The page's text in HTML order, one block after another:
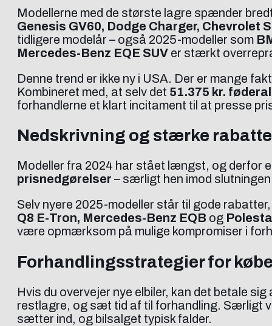
Modellerne med de største lagre spænder
Genesis GV60, Dodge Charger, Chevrolet
tidligere modelår – også 2025-modeller som
Mercedes-Benz EQE SUV er stærkt
Denne trend er ikke ny i USA. Der er mange
Kombineret med, at selv det 51.375 kr.
forhandlerne et klart incitament til at presse
Nedskrivning og stærke
Modeller fra 2024 har stået længst, og derfor
prisnedgørelser – særligt hen imod
Selv nyere 2025-modeller står til gode
Q8 E-Tron, Mercedes-Benz EQB og
være opmærksom på mulige kompromiser i
Forhandlingsstrategier for
Hvis du overvejer nye elbiler, kan det betale
restlagre, og sæt tid af til forhandling. Særligt
sætter ind, og bilsalget typisk falder.